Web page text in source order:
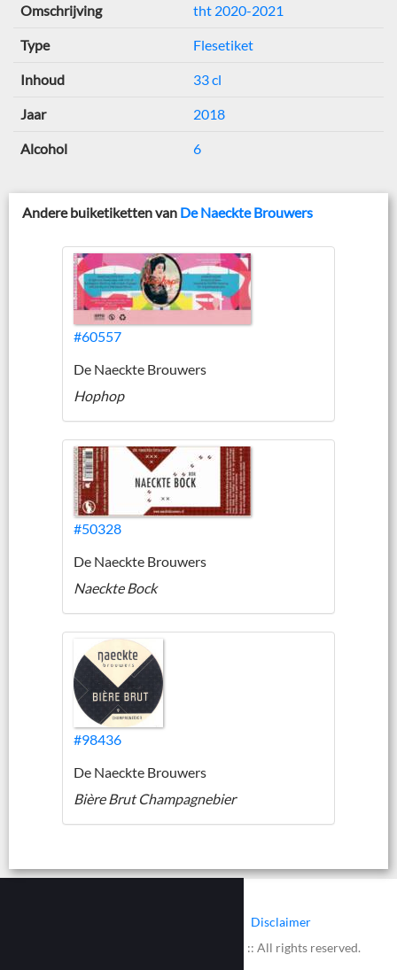
Omschrijving tht 2020-2021
Type Flesetiket
Inhoud 33 cl
Jaar 2018
Alcohol 6
Andere buiketiketten van De Naeckte Brouwers
#60557
De Naeckte Brouwers
Hophop
#50328
De Naeckte Brouwers
Naeckte Bock
#98436
De Naeckte Brouwers
Bière Brut Champagnebier
Disclaimer
© 2002 - 2026 :: www.bieretiketten.nl :: All rights reserved.